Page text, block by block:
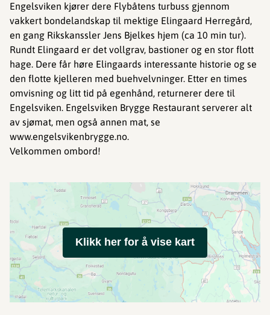
Engelsviken kjører dere Flybåtens turbuss gjennom
vakkert bondelandskap til mektige Elingaard Herregård,
en gang Rikskanssler Jens Bjelkes hjem (ca 10 min tur).
Rundt Elingaard er det vollgrav, bastioner og en stor flott
hage. Dere får høre Elingaards interessante historie og se
den flotte kjelleren med buehvelvninger. Etter en times
omvisning og litt tid på egenhånd, returnerer dere til
Engelsviken. Engelsviken Brygge Restaurant serverer alt
av sjømat, men også annen mat, se
www.engelsvikenbrygge.no.
Velkommen ombord!
Klikk her for å vise kart